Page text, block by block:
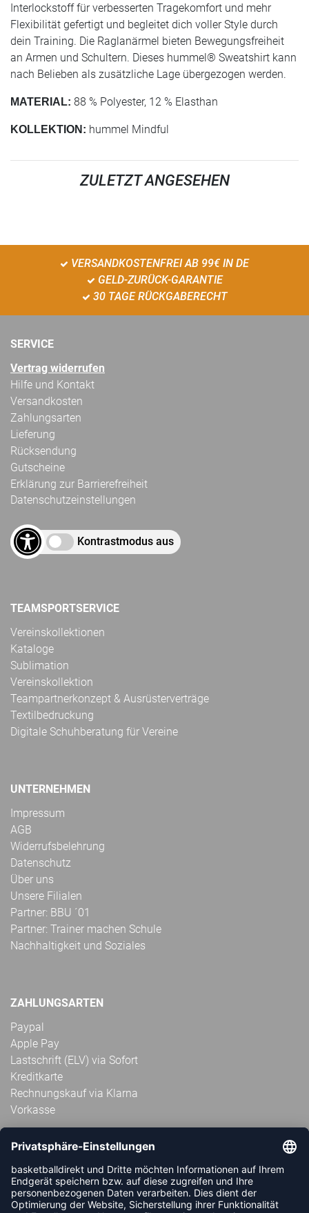
Interlockstoff für verbesserten Tragekomfort und mehr
Flexibilität gefertigt und begleitet dich voller Style durch
dein Training. Die Raglanärmel bieten Bewegungsfreiheit
an Armen und Schultern. Dieses hummel® Sweatshirt kann
nach Belieben als zusätzliche Lage übergezogen werden.
MATERIAL: 88 % Polyester, 12 % Elasthan
KOLLEKTION: hummel Mindful
ZULETZT ANGESEHEN
VERSANDKOSTENFREI AB 99€ IN DE
GELD-ZURÜCK-GARANTIE
30 TAGE RÜCKGABERECHT
SERVICE
Vertrag widerrufen
Hilfe und Kontakt
Versandkosten
Zahlungsarten
Lieferung
Rücksendung
Gutscheine
Erklärung zur Barrierefreiheit
Datenschutzeinstellungen
Kontrastmodus aus
TEAMSPORTSERVICE
Vereinskollektionen
Kataloge
Sublimation
Vereinskollektion
Teampartnerkonzept & Ausrüsterverträge
Textilbedruckung
Digitale Schuhberatung für Vereine
UNTERNEHMEN
Impressum
AGB
Widerrufsbelehrung
Datenschutz
Über uns
Unsere Filialen
Partner: BBU ´01
Partner: Trainer machen Schule
Nachhaltigkeit und Soziales
ZAHLUNGSARTEN
Paypal
Apple Pay
Lastschrift (ELV) via Sofort
Kreditkarte
Rechnungskauf via Klarna
Vorkasse
ABONNIERE JETZT DEN KOSTENLOSEN
HANDBALLDIREKT-NEWSLETTER UND VERPASSE KEINE
NEUIGKEIT ODER AKTION MEHR.